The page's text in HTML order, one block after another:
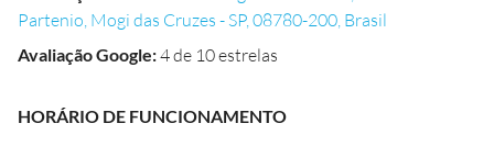
Partenio, Mogi das Cruzes - SP, 08780-200, Brasil
Avaliação Google:4 de 10 estrelas
HORÁRIO DE FUNCIONAMENTO